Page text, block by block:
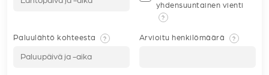
yhdensuuntainen vienti
?
Paluulähtö kohteesta ? Arvioitu henkilömäärä ?